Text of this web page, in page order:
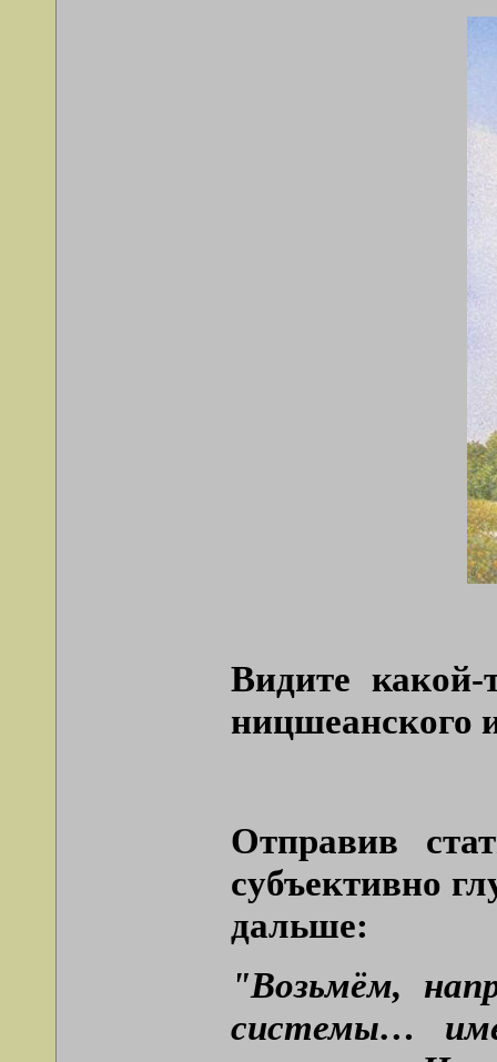
Видите
ницшеанского
Отправив
субъективно
дальше:
"Возьмём,
системы…